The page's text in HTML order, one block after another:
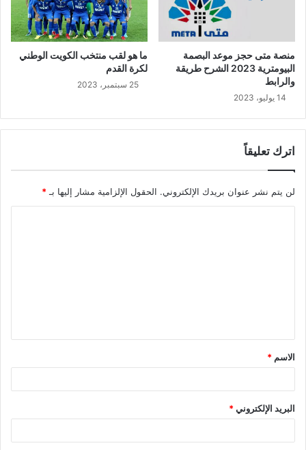
منصة متى حجز موعد البصمة
البيومترية 2023 الشرح طريقة
والرابط
14 يوليو، 2023
ما هو لقب منتخب الكويت الوطني
لكرة القدم
25 سبتمبر، 2023
اترك تعليقاً
لن يتم نشر عنوان بريدك الإلكتروني. الحقول الإلزامية مشار إليها بـ*
ق
*
الاسم *
البريد الإلكتروني*